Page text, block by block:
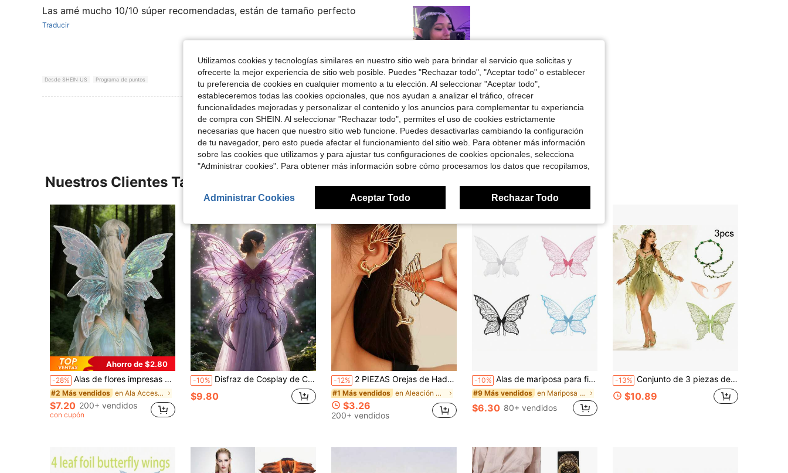
Las amé mucho 10/10 súper recomendadas, están de tamaño perfecto
Traducir
Desde SHEIN US Programa de puntos Útil (5)
Ver Más Reseñas
Nuestros Clientes También Vieron
Ahorro de $2.80
-28% Alas de flores impresas en lámina dorada, alas de elfo hada, alas de espíritu, fiesta de festival, Halloween, carnaval, actuación de baile, accesorios de disfraz, fotografía al aire libre
#2 Más vendidos en Ala Accesorios de vestuario
$7.20 200+ vendidos
con cupón
-10% Disfraz de Cosplay de Cuento de Hadas para Adultos con Alas de Mariposa Coloridas, Perfecto para Cosplay de Halloween, Fiestas Temáticas y Actuaciones en Escenario
$9.80
-12% 2 PIEZAS Orejas de Hada Mariposa, Adecuadas para Bailar, Reuniones Diarias y Uso en Días Festivos. Se Pueden Usar para Halloween, Festivales de Música o Cosplay. Adecuadas para Niñas y Mujeres.
#1 Más vendidos en Aleación De Zinc Accesorios de vestuario
$3.26
200+ vendidos
-10% Alas de mariposa para fiesta de adultos, accesorios para espectáculo festivo, nuevas alas de hada de tela
#9 Más vendidos en Mariposa Accesorios de vestuario
$6.30 80+ vendidos
-13% Conjunto de 3 piezas de disfraz para adultos que incluye alas, guirnalda y orejas de elfo, adecuado para fiestas y eventos
$10.89
Utilizamos cookies y tecnologías similares en nuestro sitio web para brindar el servicio que solicitas y
ofrecerte la mejor experiencia de sitio web posible. Puedes "Rechazar todo", "Aceptar todo" o establecer
tu preferencia de cookies en cualquier momento a tu elección. Al seleccionar "Aceptar todo",
estableceremos todas las cookies opcionales, que nos ayudan a analizar el tráfico, ofrecer
funcionalidades mejoradas y personalizar el contenido y los anuncios para complementar tu experiencia
de compra con SHEIN. Al seleccionar "Rechazar todo", permites el uso de cookies estrictamente
necesarias que hacen que nuestro sitio web funcione. Puedes desactivarlas cambiando la configuración
de tu navegador, pero esto puede afectar el funcionamiento del sitio web. Para obtener más información
sobre las cookies que utilizamos y para ajustar tus configuraciones de cookies opcionales, selecciona
"Administrar cookies". Para obtener más información sobre cómo procesamos los datos que recopilamos,
Administrar Cookies Aceptar Todo Rechazar Todo